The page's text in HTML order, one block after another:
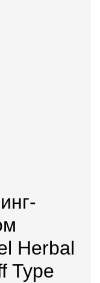
Herbal
Type